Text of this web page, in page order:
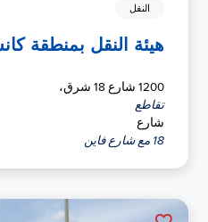
النقل
هيئة النقل بمنطقة
1200 شارع 18 شرق،
تقاطع
شارع
18 مع شارع فاين